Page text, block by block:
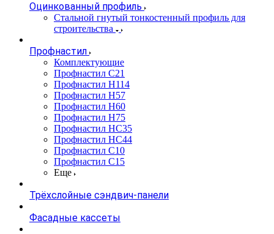
Оцинкованный профиль
Стальной гнутый тонкостенный профиль для
строительства
Профнастил
Комплектующие
Профнастил C21
Профнастил Н114
Профнастил Н57
Профнастил Н60
Профнастил Н75
Профнастил НС35
Профнастил НС44
Профнастил С10
Профнастил С15
Еще
Трёхслойные сэндвич-панели
Фасадные кассеты